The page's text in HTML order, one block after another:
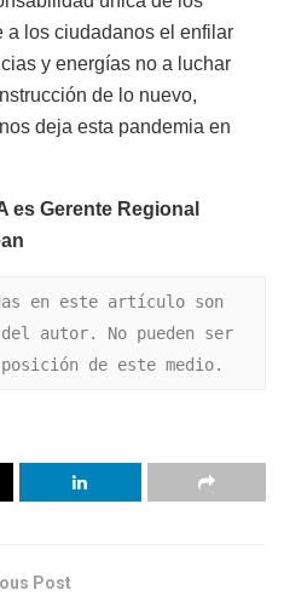
a los ciudadanos el enfilar
y energías no a luchar
de lo nuevo,
deja esta pandemia en
es Gerente Regional
en este artículo son
autor. No pueden ser
posición de este medio.
Post